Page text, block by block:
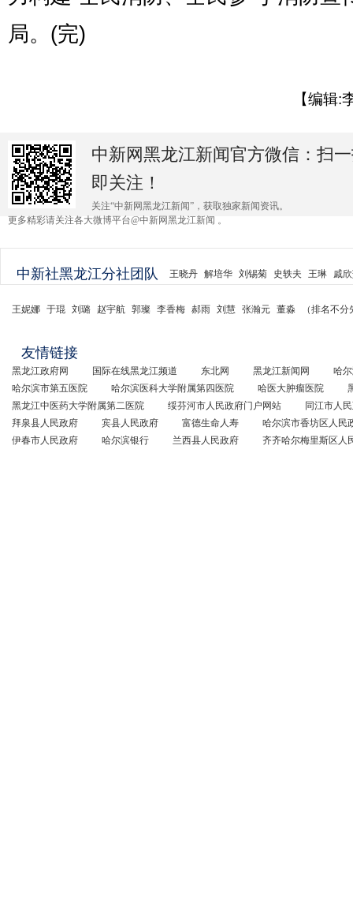
局。(完)
【编辑:
中新网黑龙江新闻官方微信：扫
即关注！
关注“中新网黑龙江新闻”，获取独家新闻资讯。
更多精彩请关注各大微博平台@中新网黑龙江新闻 。
中新社黑龙江分社团队 王晓丹 解培华 刘锡菊 史轶夫 王琳 戚
王妮娜 于琨 刘璐 赵宇航 郭璨 李香梅 郝雨 刘慧 张瀚元 董淼 （排名不
友情链接
黑龙江政府网 国际在线黑龙江频道 东北网 黑龙江新闻网
哈
哈尔滨市第五医院
哈尔滨医科大学附属第四医院 哈医大肿瘤医院
黑龙江中医药大学附属第二医院
绥芬河市人民政府门户网站
同江市人
拜泉县人民政府
宾县人民政府 富德生命人寿
哈尔滨市香坊区人民
伊春市人民政府
哈尔滨银行 兰西县人民政府 齐齐哈尔梅里斯区人